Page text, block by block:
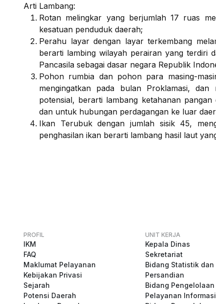
Arti Lambang:
Rotan melingkar yang berjumlah 17 ruas
kesatuan penduduk daerah;
Perahu layar dengan layar terkembang
berarti lambing wilayah perairan yang terdiri
Pancasila sebagai dasar negara Republik
Pohon rumbia dan pohon para masing-
mengingatkan pada bulan Proklamasi,
potensial, berarti lambang ketahanan
dan untuk hubungan perdagangan ke luar
Ikan Terubuk dengan jumlah sisik 45,
penghasilan ikan berarti lambang hasil laut
PROFIL
IKM
FAQ
Maklumat Pelayanan
Kebijakan Privasi
Sejarah
Potensi Daerah
UNIT KERJA
Kepala Dinas
Sekretariat
Bidang Statistik dan
Persandian
Bidang Pengelolaan
Pelayanan